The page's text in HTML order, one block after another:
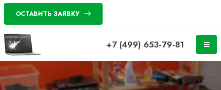
ОСТАВИТЬ ЗАЯВКУ
+7 (499) 653-79-81